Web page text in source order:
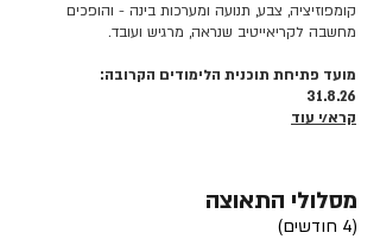
קומפוזיציה, צבע, תנועה ומערכות בינה - והופכים
מחשבה לקריאייטיב שנראה, מרגיש ועובד.
מועד פתיחת תוכנית הלימודים הקרובה:
31.8.26
קרא/י עוד
מסלולי התאוצה
(4 חודשים)